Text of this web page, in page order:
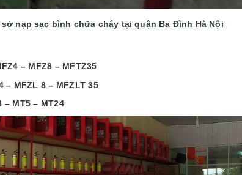
sở nạp sạc bình chữa cháy tại quận Ba Đình Hà Nội
– MFZ8 – MFTZ35
– MFZL 8 – MFZLT 35
– MT5 – MT24